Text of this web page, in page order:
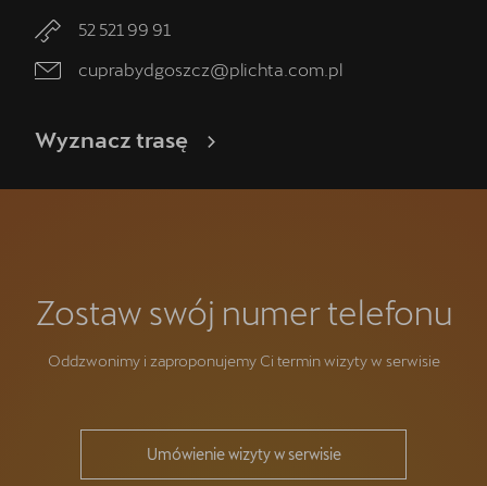
52 521 99 91
cuprabydgoszcz@plichta.com.pl
Wyznacz trasę
Zostaw swój numer telefonu
Oddzwonimy i zaproponujemy Ci termin wizyty w serwisie
Umówienie wizyty w serwisie